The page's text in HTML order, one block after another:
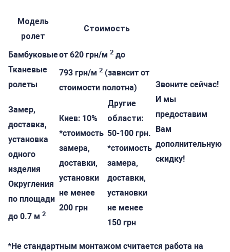
Модель
ролет
Стоимость
Звоните сейчас!
И мы
предоставим
Вам
дополнительную
скидку!
Бамбуковые
Тканевые
ролеты
от 620 грн/м 2 до
793 грн/м 2 (зависит от
стоимости полотна)
Замер,
доставка,
установка
одного
изделия
Округления
по площади
до 0.7 м 2
Киев: 10%
*стоимость
замера,
доставки,
установки
не менее
200 грн
Другие
области:
50-100 грн.
*стоимость
замера,
доставки,
установки
не менее
150 грн
*Не стандартным монтажом считается работа на